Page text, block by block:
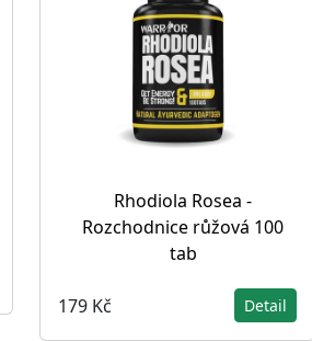
Rhodiola Rosea -
Rozchodnice růžová 100
tab
179 Kč Detail